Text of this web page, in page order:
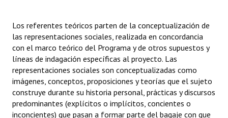
Registros y Distinciones
Datos Históricos
Premio al Mérito - Registro
Audiencias Públicas - Registro
Los referentes teóricos parten de la conceptualización de
las representaciones sociales, realizada en concordancia
con el marco teórico del Programa y de otros supuestos y
líneas de indagación específicas al proyecto. Las
representaciones sociales son conceptualizadas como
imágenes, conceptos, proposiciones y teorías que el sujeto
construye durante su historia personal, prácticas y discursos
predominantes (explícitos o implícitos, concientes o
inconcientes) que pasan a formar parte del bagaje con que